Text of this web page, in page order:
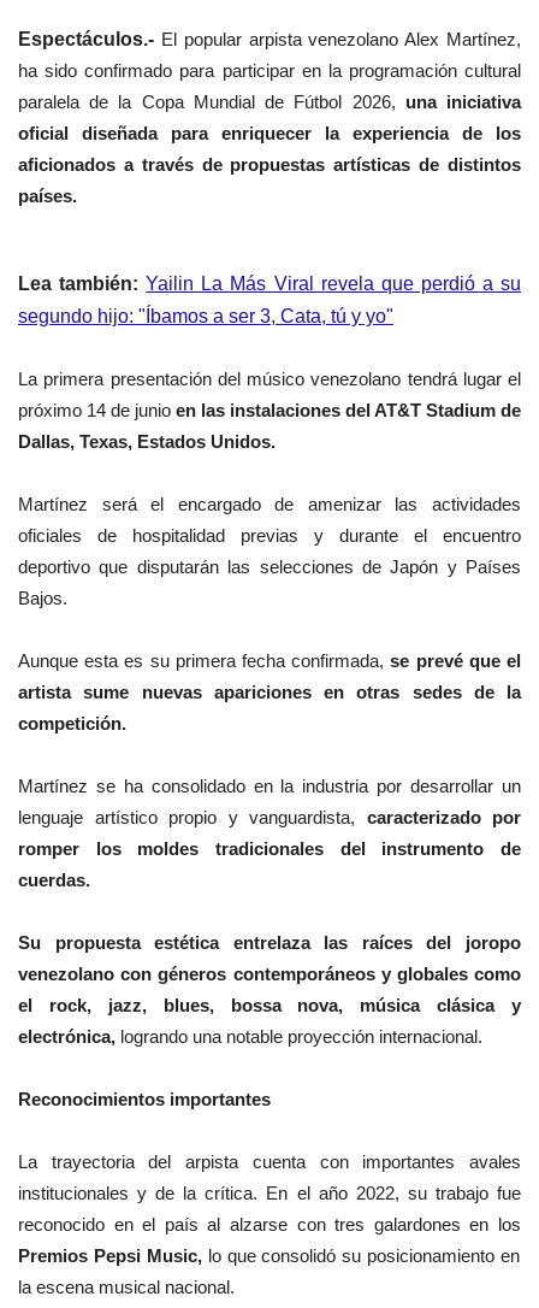
Espectáculos.- El popular arpista venezolano Alex Martínez,
ha sido confirmado para participar en la programación cultural
paralela de la Copa Mundial de Fútbol 2026, una iniciativa
oficial diseñada para enriquecer la experiencia de los
aficionados a través de propuestas artísticas de distintos
países.
Lea también:Yailin La Más Viral revela que perdió a su
segundo hijo: "Íbamos a ser 3, Cata, tú y yo"
La primera presentación del músico venezolano tendrá lugar el
próximo 14 de junio en las instalaciones del AT&T Stadium de
Dallas, Texas, Estados Unidos.
Martínez será el encargado de amenizar las actividades
oficiales de hospitalidad previas y durante el encuentro
deportivo que disputarán las selecciones de Japón y Países
Bajos.
Aunque esta es su primera fecha confirmada,se prevé que el
artista sume nuevas apariciones en otras sedes de la
competición.
Martínez se ha consolidado en la industria por desarrollar un
lenguaje artístico propio y vanguardista, caracterizado por
romper los moldes tradicionales del instrumento de
cuerdas.
Su propuesta estética entrelaza las raíces del joropo
venezolano con géneros contemporáneos y globales como
el rock, jazz, blues, bossa nova, música clásica y
electrónica, logrando una notable proyección internacional.
Reconocimientos importantes
La trayectoria del arpista cuenta con importantes avales
institucionales y de la crítica. En el año 2022, su trabajo fue
reconocido en el país al alzarse con tres galardones en los
Premios Pepsi Music,lo que consolidó su posicionamiento en
la escena musical nacional.